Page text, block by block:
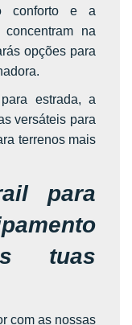
conforto e a
na
opções para
estrada, a
versáteis para
terrenos mais
para
tuas
com as nossas